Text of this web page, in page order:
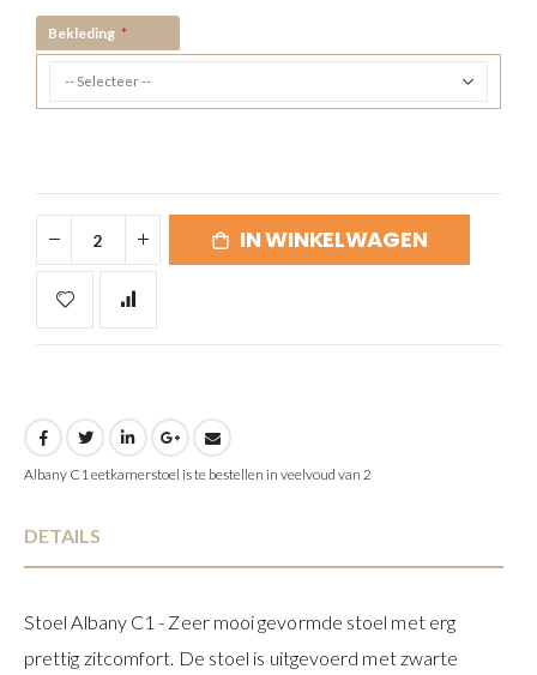
Bekleding
IN WINKELWAGEN
Albany C1 eetkamerstoel is te bestellen in veelvoud van 2
DETAILS
Stoel Albany C1 - Zeer mooi gevormde stoel met erg
prettig zitcomfort. De stoel is uitgevoerd met zwarte